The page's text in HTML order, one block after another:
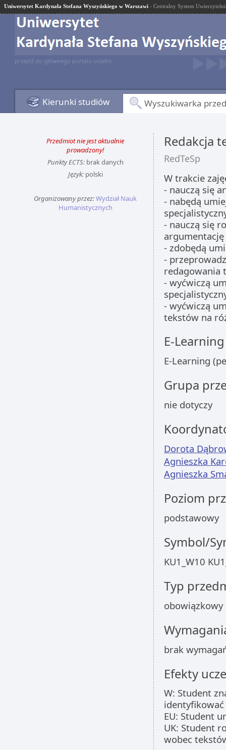
Uniwersytet Kardynała Stefana Wyszyńskiego w Warszawi - Centralny System
przejdź do głównego portalu uczelni
Kierunki studiów Wyszukiwarka
Przedmiot nie jest aktualnie
prowadzony!
Punkty ECTS:brak danych
Język:polski
Organizowany przez:Wydział Nauk
Humanistycznych
Redakcja
RedTeSp
W trakcie
- nauczą się
- nabędą
- nauczą się
- zdobędą
-
redagowania
- wyćwiczą
- wyćwiczą
tekstów na
E-Learning
E-Learning
Grupa
nie dotyczy
Dorota
Agnieszka
Agnieszka
Poziom
podstawowy
Symbol/
KU1_W10
Typ
obowiązkowy
brak
Efekty
W: Student
EU: Student
UK: Student
wobec